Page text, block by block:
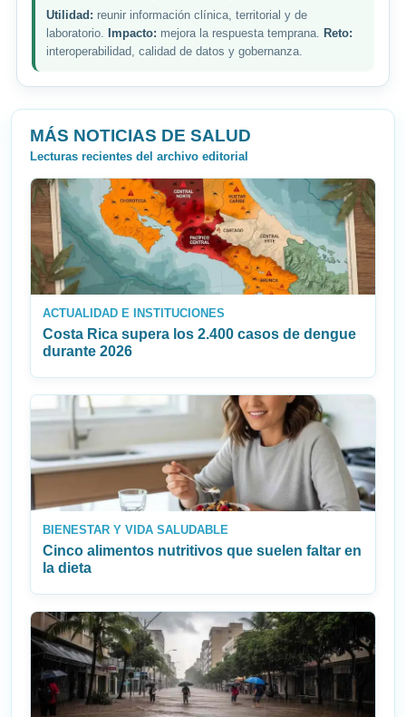
Utilidad: reunir información clínica, territorial y de
laboratorio. Impacto: mejora la respuesta temprana. Reto:
interoperabilidad, calidad de datos y gobernanza.
MÁS NOTICIAS DE SALUD
Lecturas recientes del archivo editorial
ACTUALIDAD E INSTITUCIONES
Costa Rica supera los 2.400 casos de dengue
durante 2026
BIENESTAR Y VIDA SALUDABLE
Cinco alimentos nutritivos que suelen faltar en
la dieta